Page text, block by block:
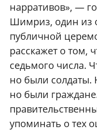
нарративов», —
Шимриз, один из
публичной
расскажет о том,
седьмого числа.
но были солдаты.
но были
упоминать о тех